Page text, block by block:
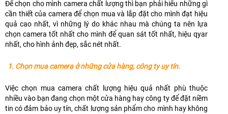
Để chọn cho mình camera chất lượng thì bạn phải hiểu những gì
cần thiết của camera để chọn mua và lắp đặt cho mình đạt hiệu
quả cao nhất, vì những lý do khác nhau mà chúng ta nên lựa
chọn camera tốt nhất cho mình để quan sát tốt nhất, hiệu qyar
nhất, cho hình ảnh đẹp, sắc nét nhất.
1. Chọn mua camera ở những cửa hàng, công ty uy tín.
Việc chọn mua camera chất lượng hiệu quả nhất phù thuộc
nhiều vào bạn đang chọn một cửa hàng hay công ty để đặt niềm
tin có đảm bảo uy tín, chất lượng sản phẩm cho mình hay không